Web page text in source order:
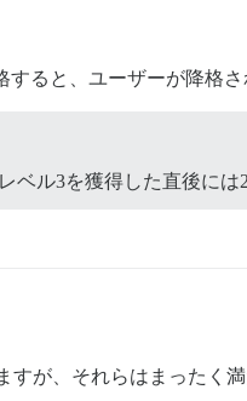
ると、ユーザーが降格さ
ル3を獲得した直後に
が、それらはまったく